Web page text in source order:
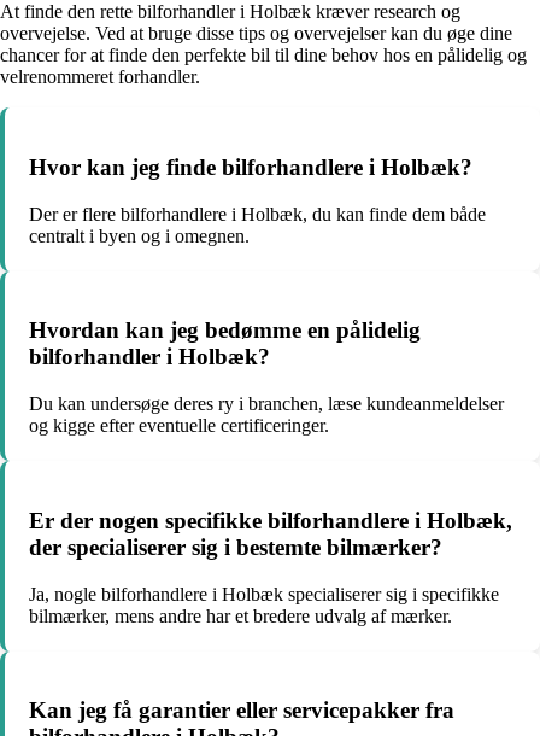
At finde den rette bilforhandler i Holbæk kræver research og
overvejelse. Ved at bruge disse tips og overvejelser kan du øge dine
chancer for at finde den perfekte bil til dine behov hos en pålidelig og
velrenommeret forhandler.
Hvor kan jeg finde bilforhandlere i Holbæk?
Der er flere bilforhandlere i Holbæk, du kan finde dem både
centralt i byen og i omegnen.
Hvordan kan jeg bedømme en pålidelig
bilforhandler i Holbæk?
Du kan undersøge deres ry i branchen, læse kundeanmeldelser
og kigge efter eventuelle certificeringer.
Er der nogen specifikke bilforhandlere i Holbæk,
der specialiserer sig i bestemte bilmærker?
Ja, nogle bilforhandlere i Holbæk specialiserer sig i specifikke
bilmærker, mens andre har et bredere udvalg af mærker.
Kan jeg få garantier eller servicepakker fra